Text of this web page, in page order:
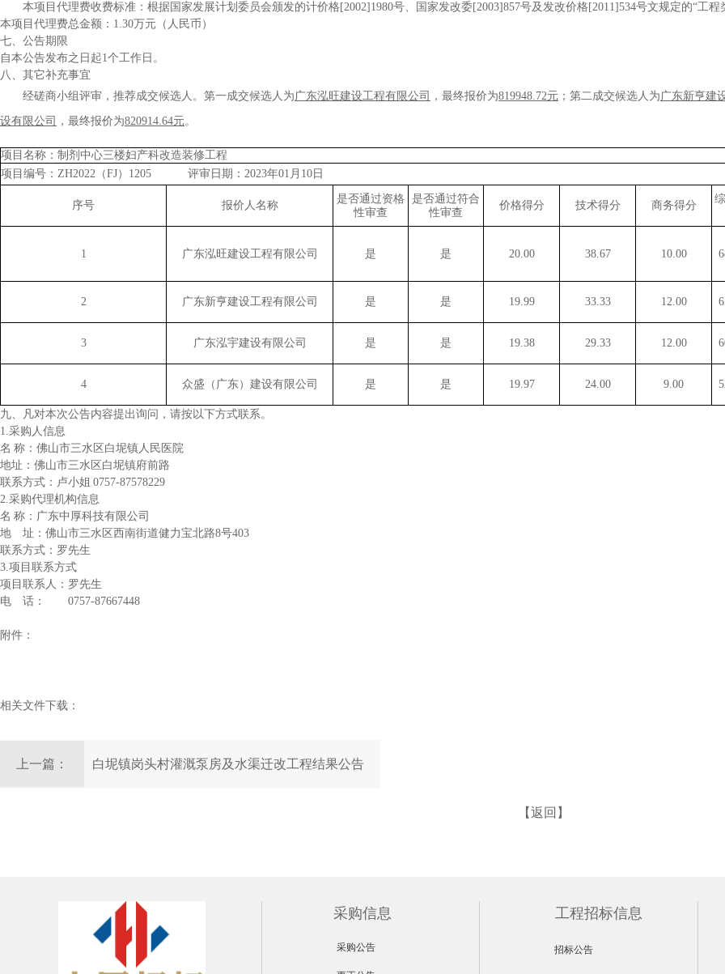
本项目代理费收费标准： 根据国家发展计划委员会颁发的计价格 [2002]1980号、国家发改委[2003]857号及发改价格[2011]534号文规定的“工程
本项目代理费总金额： 1.30万元（人民币）
七、公告期限
自本公告发布之日起1个工作日。
八、其它补充事宜
经磋商小组评审，推荐成交候选人。第一成交候选人为广东泓旺建设工程有限公司 ，最终报价为819948.72元 ；第二成交候选人为广东新亨建
设有限公司 ，最终报价为820914.64元。
项目名称： 制剂中心三楼妇产科改造装修工程
项目编号： ZH2022（FJ）1205 评审日期：2023年01月10日
序号 报价人名称
是否通过资格
性审查
是否通过符合
性审查
价格得分 技术得分 商务得分
1 广东泓旺建设工程有限公司 是 是 20.00 38.67 10.00
2 广东新亨建设工程有限公司 是 是 19.99 33.33 12.00
3 广东泓宇建设有限公司 是 是 19.38 29.33 12.00
4 众盛（广东）建设有限公司 是 是 19.97 24.00 9.00
九、凡对本次公告内容提出询问，请按以下方式联系。
1.采购人信息
名 称： 佛山市三水区白坭镇人民医院
地址： 佛山市三水区白坭镇府前路
联系方式： 卢小姐 0757-87578229
2.采购代理机构信息
名 称： 广东中厚科技有限公司
地 址： 佛山市三水区西南街道健力宝北路8号403
联系方式： 罗先生
3.项目联系方式
项目联系人： 罗先生
电 话： 0757-87667448
附件：
相关文件下载：
上一篇： 白坭镇岗头村灌溉泵房及水渠迁改工程结果公告
【返回】
工程招标信息
招标公告
采购信息
采购公告